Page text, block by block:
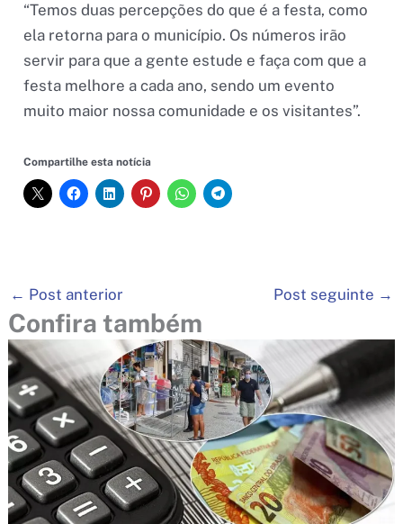
“Temos duas percepções do que é a festa, como
ela retorna para o município. Os números irão
servir para que a gente estude e faça com que a
festa melhore a cada ano, sendo um evento
muito maior nossa comunidade e os visitantes”.
Compartilhe esta notícia
← Post anterior Post seguinte →
Confira também